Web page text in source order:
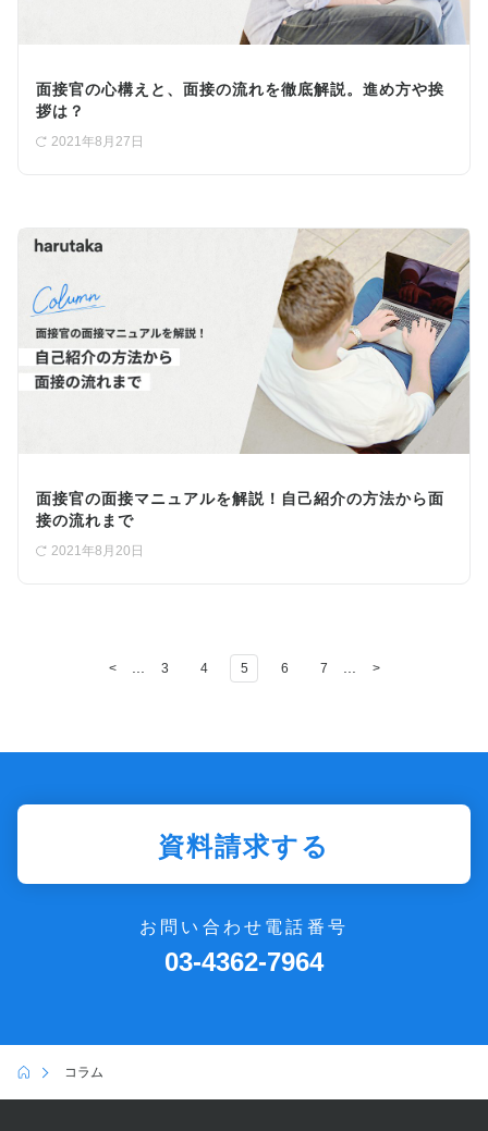
面接官の心構えと、面接の流れを徹底解説。進め方や挨
拶は？
2021年8月27日
面接官の面接マニュアルを解説！自己紹介の方法から面
接の流れまで
2021年8月20日
< 3 4 5 6 7 >
資料請求する
お問い合わせ電話番号
03-4362-7964
コラム